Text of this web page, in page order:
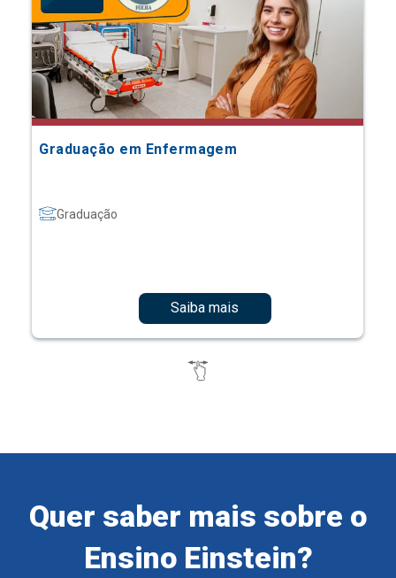
Graduação em Enfermagem
Graduação
Saiba mais
Quer saber mais sobre o
Ensino Einstein?